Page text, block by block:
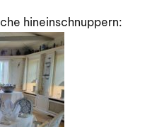
hineinschnuppern: